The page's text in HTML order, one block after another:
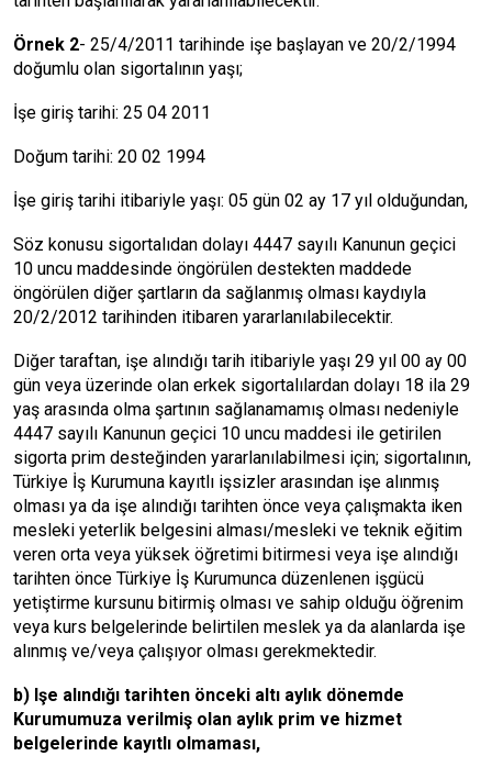
Örnek 2- 25/4/2011 tarihinde işe başlayan ve 20/2/1994
doğumlu olan sigortalının yaşı;
İşe giriş tarihi: 25 04 2011
Doğum tarihi: 20 02 1994
İşe giriş tarihi itibariyle yaşı: 05 gün 02 ay 17 yıl olduğundan,
Söz konusu sigortalıdan dolayı 4447 sayılı Kanunun geçici
10 uncu maddesinde öngörülen destekten maddede
öngörülen diğer şartların da sağlanmış olması kaydıyla
20/2/2012 tarihinden itibaren yararlanılabilecektir.
Diğer taraftan, işe alındığı tarih itibariyle yaşı 29 yıl 00 ay 00
gün veya üzerinde olan erkek sigortalılardan dolayı 18 ila 29
yaş arasında olma şartının sağlanamamış olması nedeniyle
4447 sayılı Kanunun geçici 10 uncu maddesi ile getirilen
sigorta prim desteğinden yararlanılabilmesi için; sigortalının,
Türkiye İş Kurumuna kayıtlı işsizler arasından işe alınmış
olması ya da işe alındığı tarihten önce veya çalışmakta iken
mesleki yeterlik belgesini alması/mesleki ve teknik eğitim
veren orta veya yüksek öğretimi bitirmesi veya işe alındığı
tarihten önce Türkiye İş Kurumunca düzenlenen işgücü
yetiştirme kursunu bitirmiş olması ve sahip olduğu öğrenim
veya kurs belgelerinde belirtilen meslek ya da alanlarda işe
alınmış ve/veya çalışıyor olması gerekmektedir.
b) Işe alındığı tarihten önceki altı aylık dönemde
Kurumumuza verilmiş olan aylık prim ve hizmet
belgelerinde kayıtlı olmaması,